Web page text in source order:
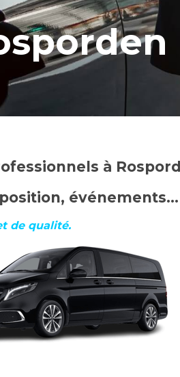
à
événements…
de qualité.